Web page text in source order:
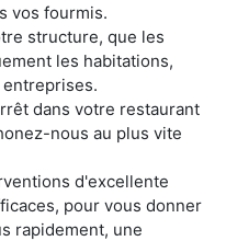
vos fourmis.
structure, que les
les habitations,
dans votre restaurant
nous au plus vite
d'excellente
pour vous donner
rapidement, une